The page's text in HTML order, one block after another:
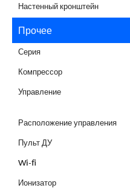
Настенный кронштейн
Прочее
Серия
Компрессор
Управление
Расположение управления
Пульт ДУ
Wi-fi
Ионизатор